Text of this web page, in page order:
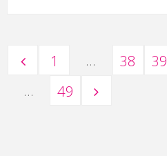
Black’"
Paginación
1 … 38 39
…
49